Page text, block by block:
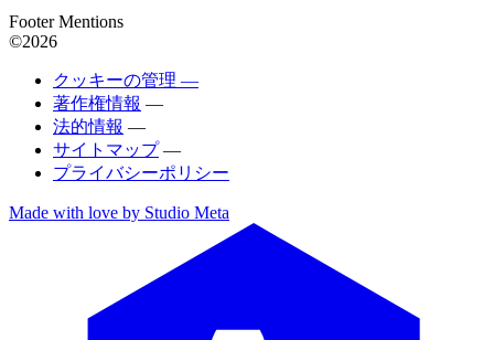
Footer Mentions
©2026
クッキーの管理 —
著作権情報 —
法的情報 —
サイトマップ —
プライバシーポリシー
Made with love by Studio Meta